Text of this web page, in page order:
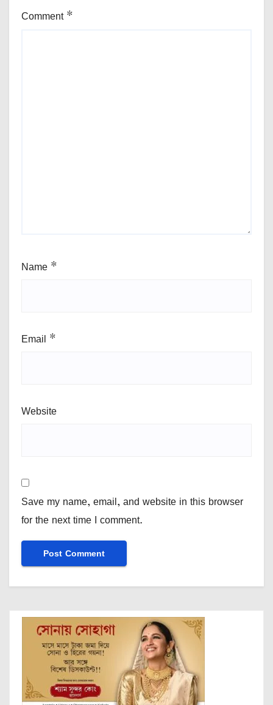
Comment *
Name *
Email *
Website
Save my name, email, and website in this browser
for the next time I comment.